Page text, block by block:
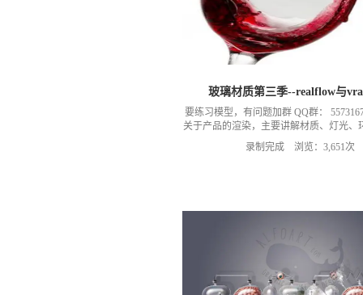
玻璃材质第三季--realflow与
要练习模型，有问题加群 QQ群：
关于产品的渲染，主要讲解材质、灯光、
还有更多案例。总之关注我们就是对我
群：可以加我们导师的微信，然后进入
录制完成 浏览：3,651次